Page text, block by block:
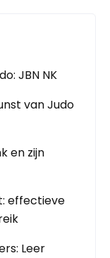
JBN NK
van Judo
en zijn
effectieve
Leer